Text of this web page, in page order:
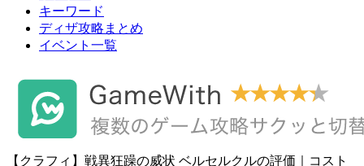
キーワード
ディザ攻略まとめ
イベント一覧
【クラフィ】戦異狂躁の威状 ベルセルクルの評価｜コスト